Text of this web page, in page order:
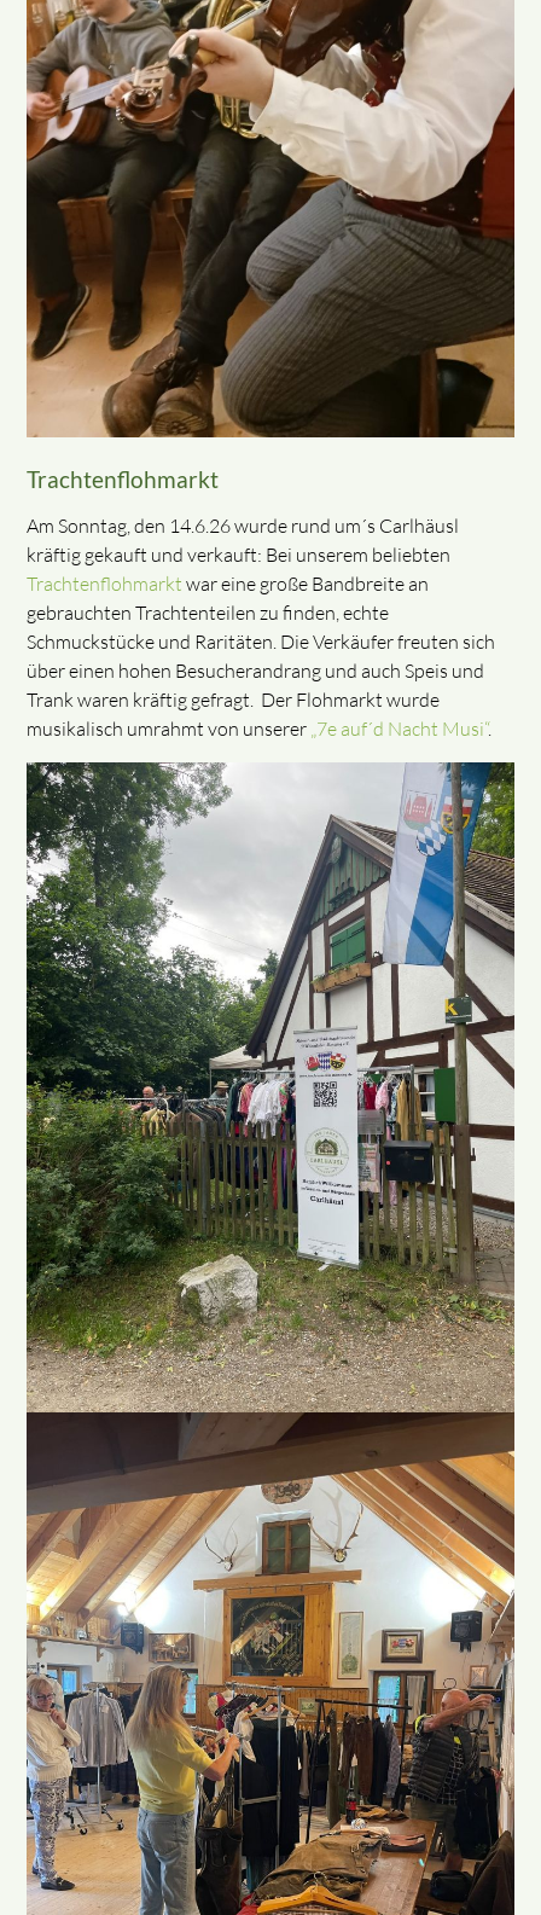
Trachtenflohmarkt
Am Sonntag, den 14.6.26 wurde rund um´s Carlhäusl
kräftig gekauft und verkauft: Bei unserem beliebten
Trachtenflohmarkt war eine große Bandbreite an
gebrauchten Trachtenteilen zu finden, echte
Schmuckstücke und Raritäten. Die Verkäufer freuten sich
über einen hohen Besucherandrang und auch Speis und
Trank waren kräftig gefragt. Der Flohmarkt wurde
musikalisch umrahmt von unserer „7e auf´d Nacht Musi“.